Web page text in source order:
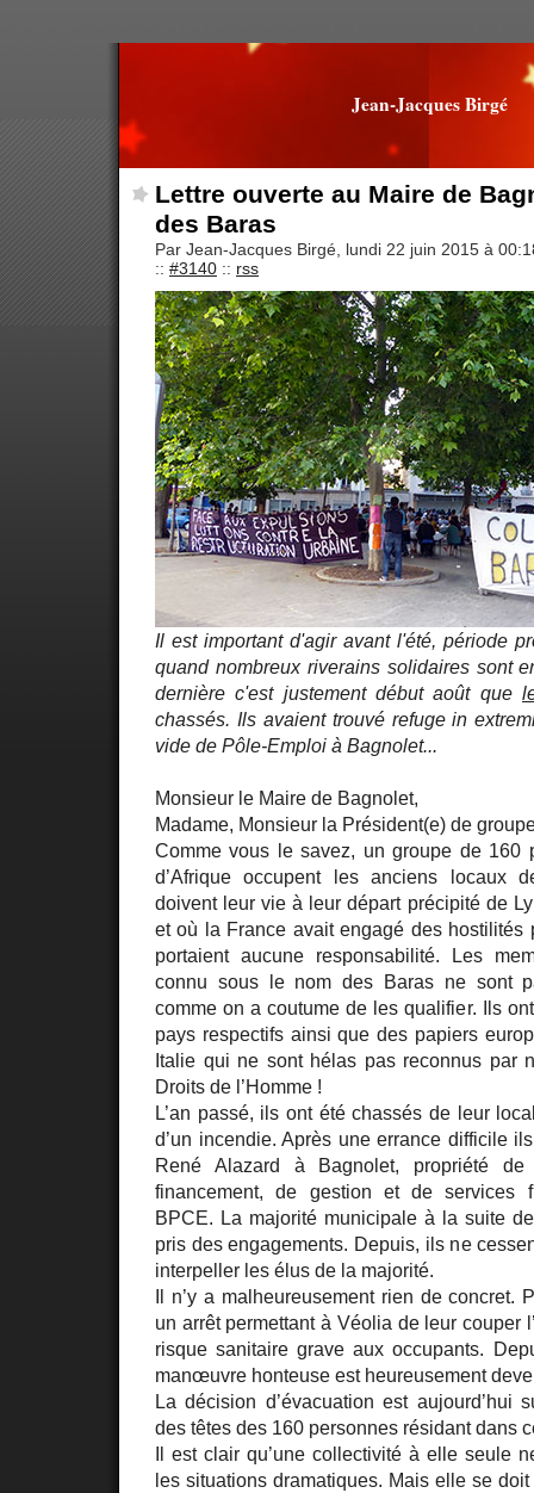
Jean-Jacques Birgé
Lettre ouverte au Maire de
des Baras
Par Jean-Jacques Birgé, lundi 22 juin 2015 à
:: #3140 :: rss
Il est important d'agir avant l'été, période
quand nombreux riverains solidaires sont
dernière c'est justement début août que
chassés. Ils avaient trouvé refuge in
vide de Pôle-Emploi à Bagnolet...
Monsieur le Maire de Bagnolet,
Madame, Monsieur la Président(e) de
Comme vous le savez, un groupe de 160
d’Afrique occupent les anciens locaux
doivent leur vie à leur départ précipité de
et où la France avait engagé des hostilités
portaient aucune responsabilité. Les
connu sous le nom des Baras ne sont
comme on a coutume de les qualifier. Ils
pays respectifs ainsi que des papiers
Italie qui ne sont hélas pas reconnus par
Droits de l’Homme !
L’an passé, ils ont été chassés de leur
d’un incendie. Après une errance difficile
René Alazard à Bagnolet, propriété
financement, de gestion et de services
BPCE. La majorité municipale à la suite
pris des engagements. Depuis, ils ne
interpeller les élus de la majorité.
Il n’y a malheureusement rien de concret.
un arrêt permettant à Véolia de leur couper
risque sanitaire grave aux occupants.
manœuvre honteuse est heureusement
La décision d’évacuation est aujourd’hui
des têtes des 160 personnes résidant dans
Il est clair qu’une collectivité à elle seule
les situations dramatiques. Mais elle se doit